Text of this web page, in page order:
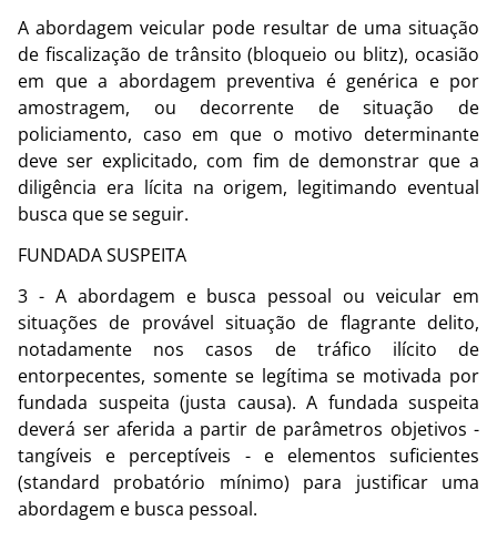
A abordagem veicular pode resultar de uma situação
de fiscalização de trânsito (bloqueio ou blitz), ocasião
em que a abordagem preventiva é genérica e por
amostragem, ou decorrente de situação de
policiamento, caso em que o motivo determinante
deve ser explicitado, com fim de demonstrar que a
diligência era lícita na origem, legitimando eventual
busca que se seguir.
FUNDADA SUSPEITA
3 - A abordagem e busca pessoal ou veicular em
situações de provável situação de flagrante delito,
notadamente nos casos de tráfico ilícito de
entorpecentes, somente se legítima se motivada por
fundada suspeita (justa causa). A fundada suspeita
deverá ser aferida a partir de parâmetros objetivos -
tangíveis e perceptíveis - e elementos suficientes
(standard probatório mínimo) para justificar uma
abordagem e busca pessoal.